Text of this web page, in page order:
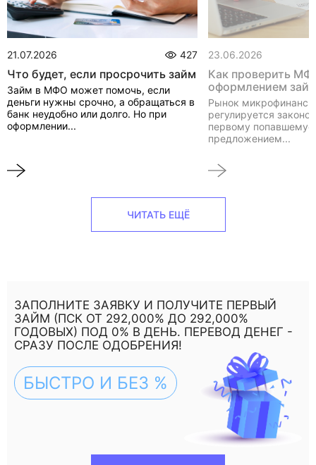
21.07.2026 427
Что будет, если просрочить займ
Займ в МФО может помочь, если
деньги нужны срочно, а обращаться в
банк неудобно или долго. Но при
оформлении...
23.06.2026
Как проверить
оформлением
Рынок
регулируется
первому
предложением...
ЧИТАТЬ ЕЩЁ
ЗАПОЛНИТЕ ЗАЯВКУ И ПОЛУЧИТЕ ПЕРВЫЙ
ЗАЙМ (ПСК ОТ 292,000% ДО 292,000%
ГОДОВЫХ) ПОД 0% В ДЕНЬ. ПЕРЕВОД ДЕНЕГ -
СРАЗУ ПОСЛЕ ОДОБРЕНИЯ!
БЫСТРО И БЕЗ %